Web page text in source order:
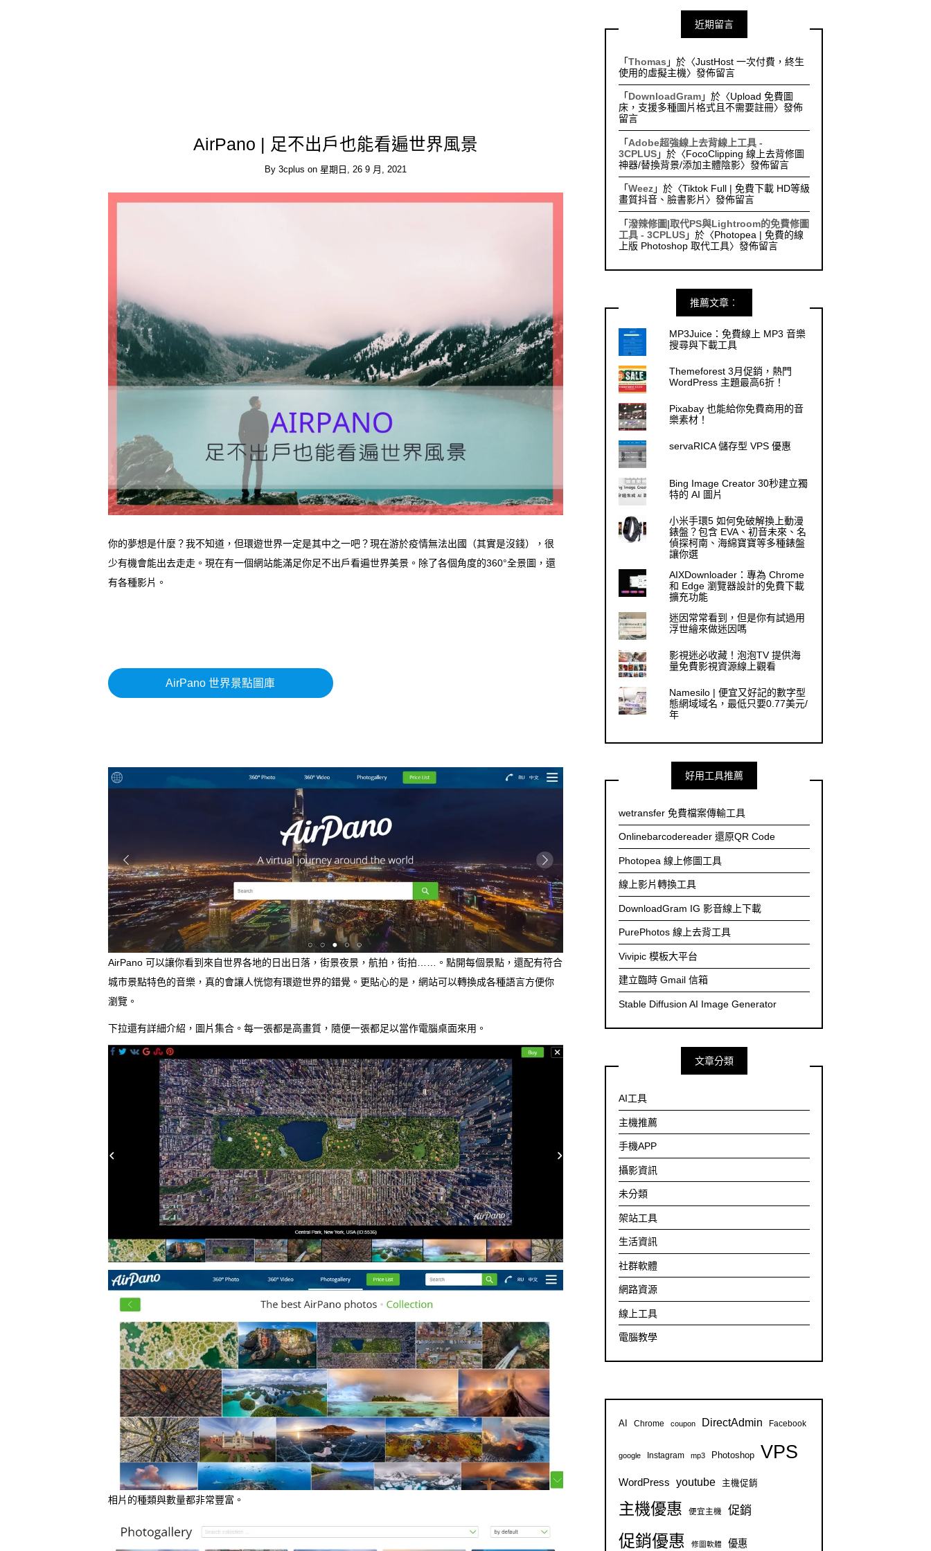
AirPano | 足不出戶也能看遍世界風景
By 3cplus on 星期日, 26 9 月, 2021
你的夢想是什麼？我不知道，但環遊世界一定是其中之一吧？現在游於疫情無法出國（其實是沒錢），很
少有機會能出去走走。現在有一個網站能滿足你足不出戶看遍世界美景。除了各個角度的360°全景圖，還
有各種影片。
AirPano 世界景點圖庫
AirPano 可以讓你看到來自世界各地的日出日落，街景夜景，航拍，街拍……。點開每個景點，還配有符合
城市景點特色的音樂，真的會讓人恍惚有環遊世界的錯覺。更貼心的是，網站可以轉換成各種語言方便你
瀏覽。
下拉還有詳細介紹，圖片集合。每一張都是高畫質，隨便一張都足以當作電腦桌面來用。
相片的種類與數量都非常豐富。
近期留言
「Thomas 」於〈JustHost 一次付費，終生
使用的虛擬主機〉發佈留言
「 DownloadGram」於〈Upload 免費圖
床，支援多種圖片格式且不需要註冊〉發佈
留言
「 Adobe超強線上去背線上工具 -
3CPLUS」於〈FocoClipping 線上去背修圖
神器/替換背景/添加主體陰影〉發佈留言
「Weez」於〈Tiktok Full | 免費下載 HD等級
畫質抖音、臉書影片 〉發佈留言
「潑辣修圖|取代PS與Lightroom的免費修圖
工具 - 3CPLUS」於〈Photopea | 免費的線
上版 Photoshop 取代工具〉發佈留言
推薦文章︰
MP3Juice：免費線上 MP3 音樂
搜尋與下載工具
Themeforest 3月促銷，熱門
WordPress 主題最高6折！
Pixabay 也能給你免費商用的音
樂素材！
servaRICA 儲存型 VPS 優惠
Bing Image Creator 30秒建立獨
特的 AI 圖片
小米手環5 如何免破解換上動漫
錶盤？包含 EVA、初音未來、名
偵探柯南、海綿寶寶等多種錶盤
讓你選
AIXDownloader：專為 Chrome
和 Edge 瀏覽器設計的免費下載
擴充功能
迷因常常看到，但是你有試過用
浮世繪來做迷因嗎
影視迷必收藏！泡泡TV 提供海
量免費影視資源線上觀看
Namesilo | 便宜又好記的數字型
態網域域名，最低只要0.77美元/
年
好用工具推薦
wetransfer 免費檔案傳輸工具
Onlinebarcodereader 還原QR Code
Photopea 線上修圖工具
線上影片轉換工具
DownloadGram IG 影音線上下載
PurePhotos 線上去背工具
Vivipic 模板大平台
建立臨時 Gmail 信箱
Stable Diffusion AI Image Generator
文章分類
AI工具
主機推薦
手機APP
攝影資訊
未分類
架站工具
生活資訊
社群軟體
網路資源
線上工具
電腦教學
AI Chrome coupon DirectAdmin Facebook
google Instagram mp3 Photoshop VPS
WordPress youtube 主機促銷
主機優惠 便宜主機 促銷
促銷優惠 修圖軟體 優惠